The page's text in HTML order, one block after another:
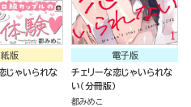
紙版
じゃいられな
電子版
チェリーな恋じゃいられな
い（分冊版）
都みめこ